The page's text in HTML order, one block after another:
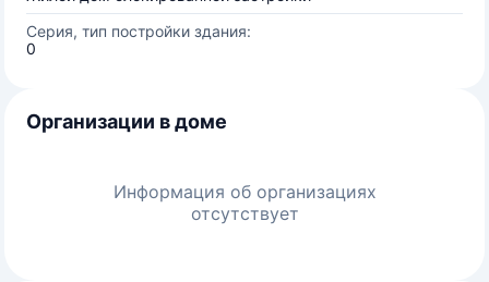
Серия, тип постройки здания:
0
Организации в доме
Информация об организациях
отсутствует